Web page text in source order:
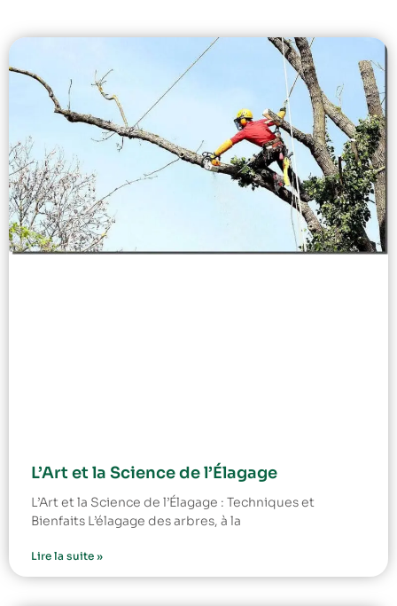
L’Art et la Science de l’Élagage
L’Art et la Science de l’Élagage : Techniques et
Bienfaits L’élagage des arbres, à la
Lire la suite »